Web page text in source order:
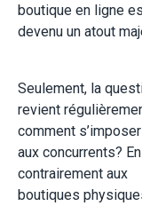
boutique en ligne
devenu un atout
Seulement, la
revient
comment
aux concurrents?
contrairement aux
boutiques